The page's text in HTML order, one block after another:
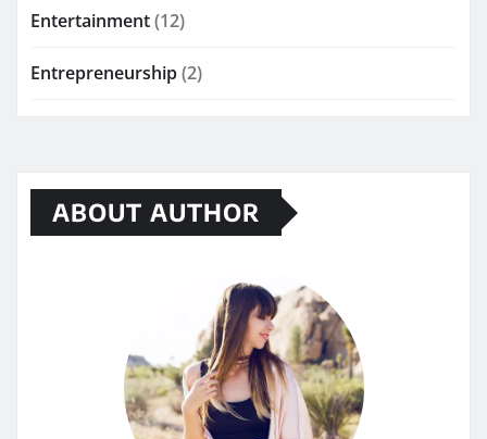
Entertainment(12)
Entrepreneurship(2)
ABOUT AUTHOR